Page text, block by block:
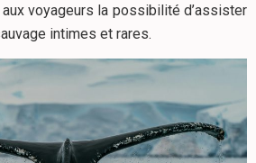
voyageurs la possibilité d’assister
intimes et rares.